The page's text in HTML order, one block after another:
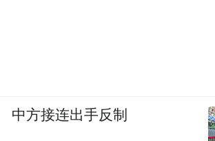
中方接连出手反制